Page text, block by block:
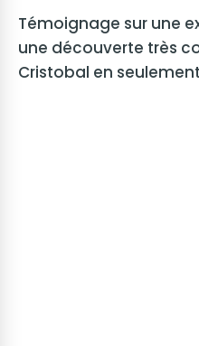
Témoignage sur une
une découverte très
Cristobal en